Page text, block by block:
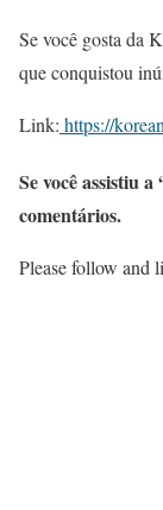
Se você gosta da
que conquistou
Link: https://
Se você assistiu
comentários.
Please follow and